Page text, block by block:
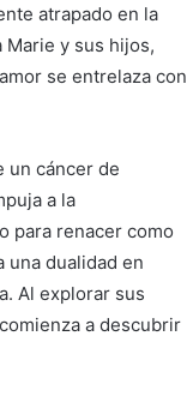
atrapado en la
y sus hijos,
se entrelaza con
un cáncer de
a la
para renacer como
dualidad en
Al explorar sus
a descubrir